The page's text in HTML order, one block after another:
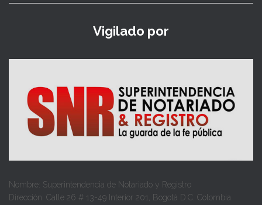
Vigilado por
Nombre: Superintendencia de Notariado y Registro
Dirección: Calle 26 # 13-49 Interior 201, Bogotá D.C. Colombia.